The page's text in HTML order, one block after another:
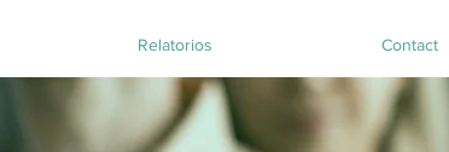
Relatorios Contact